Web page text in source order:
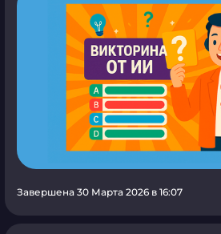
Завершена 30 Марта 2026 в 16:07